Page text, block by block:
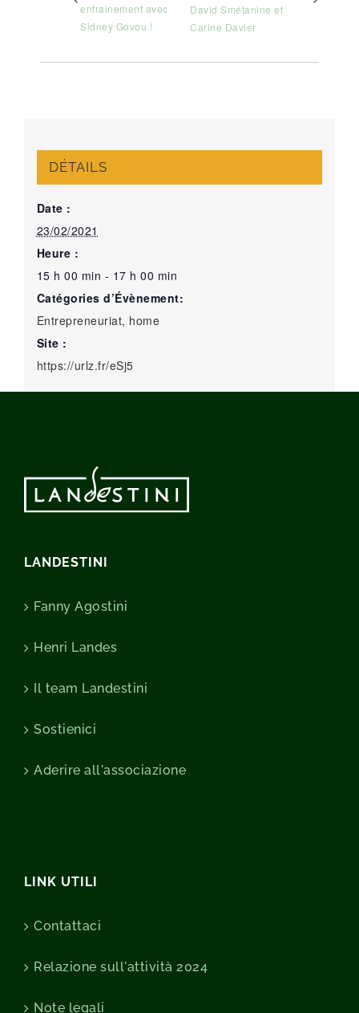
entrainement avec
Sidney Govou !
David Smétanine et
Carine Davier
DÉTAILS
Date :
23/02/2021
Heure :
15 h 00 min - 17 h 00 min
Catégories d’Évènement:
Entrepreneuriat, home
Site :
https://urlz.fr/eSj5
LANDESTINI
Fanny Agostini
Henri Landes
Il team Landestini
Sostienici
Aderire all'associazione
LINK UTILI
Contattaci
Relazione sull'attività 2024
Note legali